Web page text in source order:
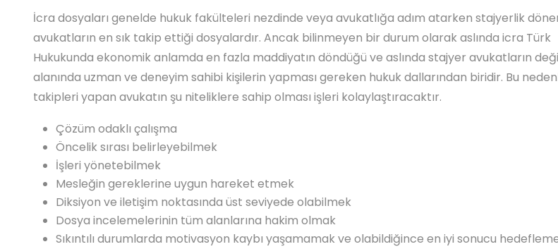
İcra dosyaları genelde hukuk fakülteleri nezdinde veya avukatlığa adım atarken stajyerlik
avukatların en sık takip ettiği dosyalardır. Ancak bilinmeyen bir durum olarak aslında icra Türk
Hukukunda ekonomik anlamda en fazla maddiyatın döndüğü ve aslında stajyer avukatların
alanında uzman ve deneyim sahibi kişilerin yapması gereken hukuk dallarından biridir. Bu
takipleri yapan avukatın şu niteliklere sahip olması işleri kolaylaştıracaktır.
Çözüm odaklı çalışma
Öncelik sırası belirleyebilmek
İşleri yönetebilmek
Mesleğin gereklerine uygun hareket etmek
Diksiyon ve iletişim noktasında üst seviyede olabilmek
Dosya incelemelerinin tüm alanlarına hakim olmak
Sıkıntılı durumlarda motivasyon kaybı yaşamamak ve olabildiğince en iyi sonucu